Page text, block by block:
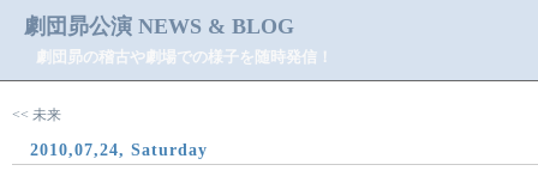
劇団昴公演 NEWS & BLOG
劇団昴の稽古や劇場での様子を随時発信！
<< 未来
2010,07,24, Saturday